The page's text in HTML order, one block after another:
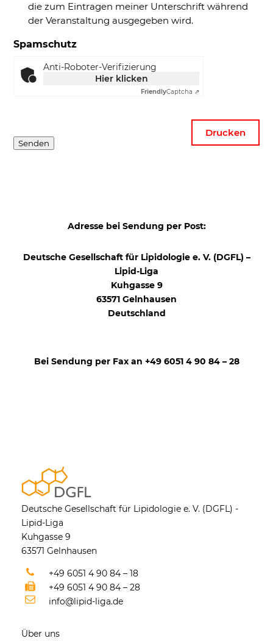
die zum Eintragen meiner Unterschrift während
der Veranstaltung ausgegeben wird.
Spamschutz
Anti-Roboter-Verifizierung
Hier klicken
FriendlyCaptcha ⇗
Senden
Drucken
Adresse bei Sendung per Post:
Deutsche Gesellschaft für Lipidologie e. V. (DGFL) –
Lipid-Liga
Kuhgasse 9
63571 Gelnhausen
Deutschland
Bei Sendung per Fax an +49 6051 4 90 84 – 28
Deutsche Gesellschaft für Lipidologie e. V. (DGFL) -
Lipid-Liga
Kuhgasse 9
63571 Gelnhausen
+49 6051 4 90 84 – 18
+49 6051 4 90 84 – 28
info@lipid-liga.de
Über uns